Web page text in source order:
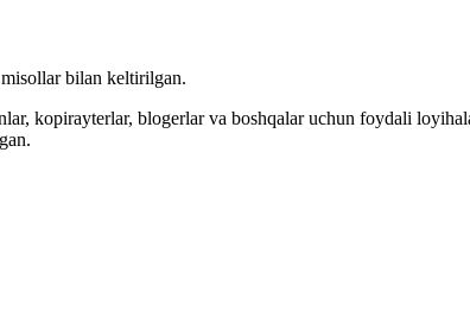
bilan keltirilgan.
kopirayterlar, blogerlar va boshqalar uchun foydali